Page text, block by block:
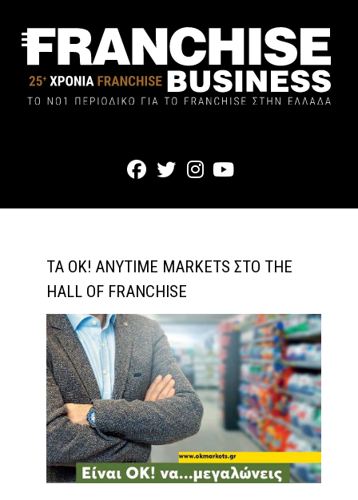
ΤΑ OK! ANYTIME MARKETS ΣΤΟ THE
HALL OF FRANCHISE